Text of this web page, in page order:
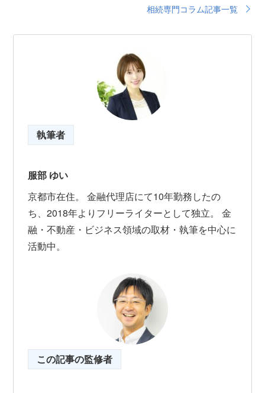
相続専門コラム記事一覧
執筆者
服部 ゆい
京都市在住。 金融代理店にて10年勤務したの
ち、2018年よりフリーライターとして独立。 金
融・不動産・ビジネス領域の取材・執筆を中心に
活動中。
この記事の監修者